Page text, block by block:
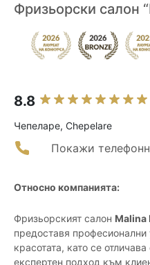
Фризьорски салон
8.8
Чепеларе, Chepelare
Покажи
Относно компанията:
Фризьорският салон Malina
предоставя професионални
красотата, като се
експертен подход към